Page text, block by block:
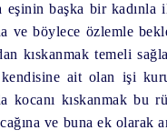
eşinin başka bir kadınla
ve böylece özlemle
kıskanmak temeli
ait olan işi
kocanı kıskanmak bu
ve buna ek olarak